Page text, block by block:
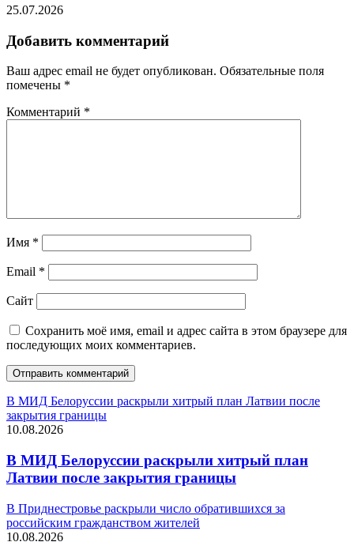
25.07.2026
Добавить комментарий
Ваш адрес email не будет опубликован. Обязательные поля
помечены *
Комментарий *
Имя *
Email *
Сайт
Сохранить моё имя, email и адрес сайта в этом браузере для
последующих моих комментариев.
В МИД Белоруссии раскрыли хитрый план Латвии после
закрытия границы
10.08.2026
В МИД Белоруссии раскрыли хитрый план
Латвии после закрытия границы
В Приднестровье раскрыли число обратившихся за
российским гражданством жителей
10.08.2026